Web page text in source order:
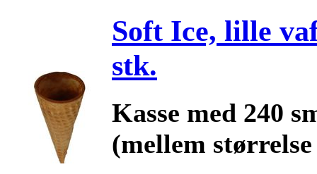
Soft Ice, lille
stk.
Kasse med 240
(mellem størrelse